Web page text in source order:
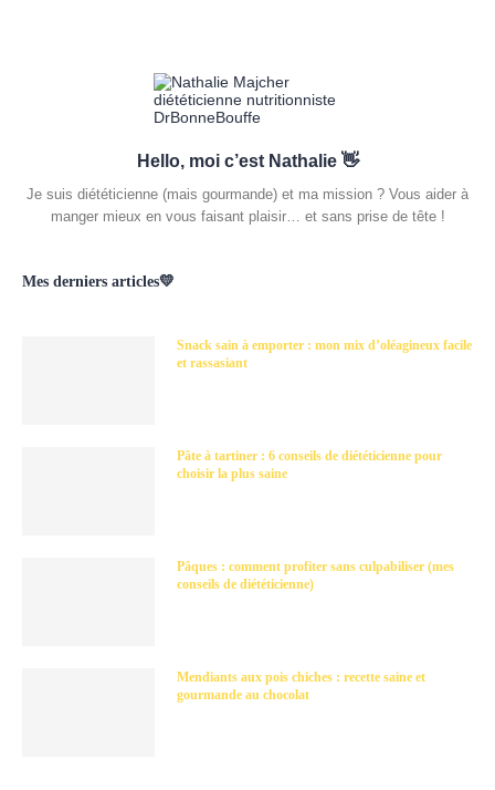
Hello, moi c’est Nathalie 👋
Je suis diététicienne (mais gourmande) et ma mission ? Vous aider à
manger mieux en vous faisant plaisir… et sans prise de tête !
Mes derniers articles💛
Snack sain à emporter : mon mix d’oléagineux facile
et rassasiant
Pâte à tartiner : 6 conseils de diététicienne pour
choisir la plus saine
Pâques : comment profiter sans culpabiliser (mes
conseils de diététicienne)
Mendiants aux pois chiches : recette saine et
gourmande au chocolat